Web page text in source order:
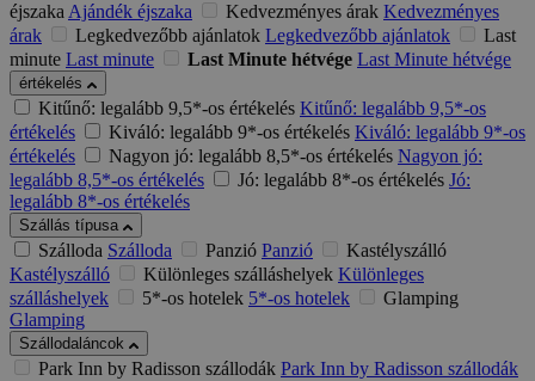
éjszakaAjándék éjszaka Kedvezményes árak Kedvezményes
árak
Legkedvezőbb ajánlatok Legkedvezőbb ajánlatok
Last
minute Last minute Last Minute hétvége Last Minute hétvége
értékelés
Kitűnő: legalább 9,5*-os értékelés Kitűnő: legalább 9,5*-os
értékelés
Kiváló: legalább 9*-os értékelés Kiváló: legalább 9*-os
értékelés
Nagyon jó: legalább 8,5*-os értékelés Nagyon jó:
legalább 8,5*-os értékelés
Jó: legalább 8*-os értékelés Jó:
legalább 8*-os értékelés
Szállás típusa
Szálloda Szálloda Panzió Panzió
Kastélyszálló
Kastélyszálló
Különleges szálláshelyek Különleges
szálláshelyek
5*-os hotelek 5*-os hotelek
Glamping
Glamping
Szállodaláncok
Park Inn by Radisson szállodák Park Inn by Radisson szállodák